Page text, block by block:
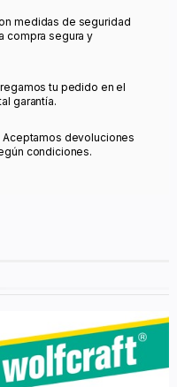
medidas de seguridad
compra segura y
tu pedido en el
garantía.
Aceptamos devoluciones
condiciones.